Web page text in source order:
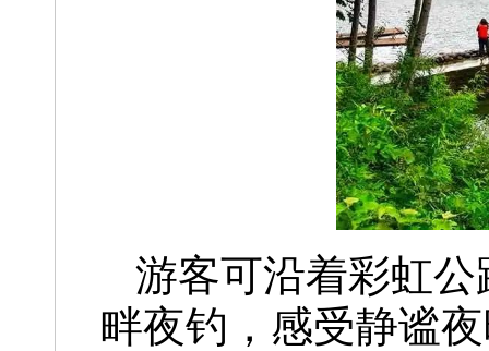
游客可沿着彩虹
畔夜钓，感受静谧